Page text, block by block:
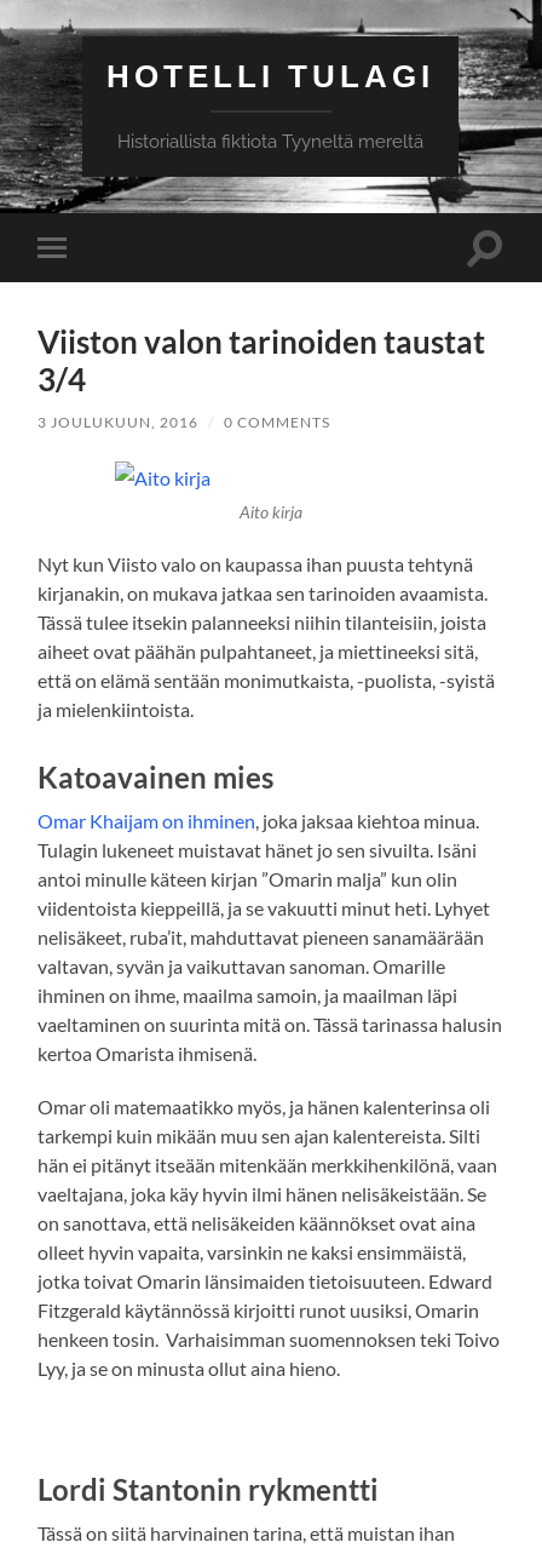
HOTELLI TULAGI
Historiallista fiktiota Tyyneltä mereltä
Toggle
mobile
Toggle
Viiston valon tarinoiden taustat
3/4
3 JOULUKUUN, 2016 / 0 COMMENTS
Aito kirja
Nyt kun Viisto valo on kaupassa ihan puusta tehtynä
kirjanakin, on mukava jatkaa sen tarinoiden avaamista.
Tässä tulee itsekin palanneeksi niihin tilanteisiin, joista
aiheet ovat päähän pulpahtaneet, ja miettineeksi sitä,
että on elämä sentään monimutkaista, -puolista, -syistä
ja mielenkiintoista.
Katoavainen mies
Omar Khaijam on ihminen , joka jaksaa kiehtoa minua.
Tulagin lukeneet muistavat hänet jo sen sivuilta. Isäni
antoi minulle käteen kirjan ”Omarin malja” kun olin
viidentoista kieppeillä, ja se vakuutti minut heti. Lyhyet
nelisäkeet, ruba’it, mahduttavat pieneen sanamäärään
valtavan, syvän ja vaikuttavan sanoman. Omarille
ihminen on ihme, maailma samoin, ja maailman läpi
vaeltaminen on suurinta mitä on. Tässä tarinassa halusin
kertoa Omarista ihmisenä.
Omar oli matemaatikko myös, ja hänen kalenterinsa oli
tarkempi kuin mikään muu sen ajan kalentereista. Silti
hän ei pitänyt itseään mitenkään merkkihenkilönä, vaan
vaeltajana, joka käy hyvin ilmi hänen nelisäkeistään. Se
on sanottava, että nelisäkeiden käännökset ovat aina
olleet hyvin vapaita, varsinkin ne kaksi ensimmäistä,
jotka toivat Omarin länsimaiden tietoisuuteen. Edward
Fitzgerald käytännössä kirjoitti runot uusiksi, Omarin
henkeen tosin. Varhaisimman suomennoksen teki Toivo
Lyy, ja se on minusta ollut aina hieno.
Lordi Stantonin rykmentti
Tässä on siitä harvinainen tarina, että muistan ihan